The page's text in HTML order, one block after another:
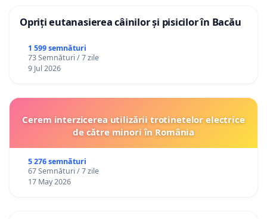
Opriți eutanasierea câinilor și pisicilor în Bacău
1 599 semnături
73 Semnături / 7 zile
9 Jul 2026
Cerem interzicerea utilizării trotinetelor electrice
de către minori în România
5 276 semnături
67 Semnături / 7 zile
17 May 2026